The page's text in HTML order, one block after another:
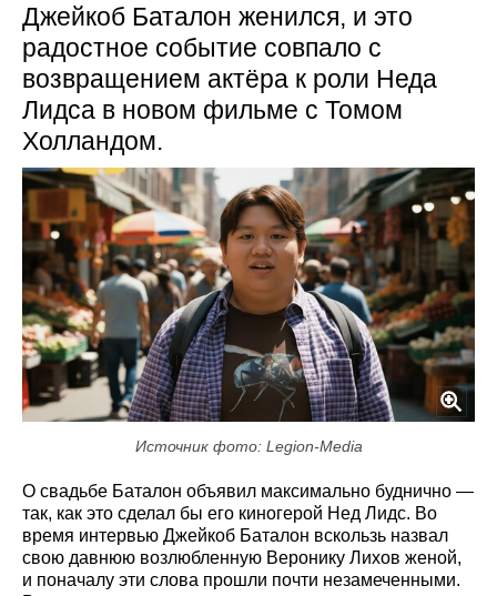
Джейкоб Баталон женился, и это
радостное событие совпало с
возвращением актёра к роли Неда
Лидса в новом фильме с Томом
Холландом.
Источник фото: Legion-Media
О свадьбе Баталон объявил максимально буднично —
так, как это сделал бы его киногерой Нед Лидс. Во
время интервью Джейкоб Баталон вскользь назвал
свою давнюю возлюбленную Веронику Лихов женой,
и поначалу эти слова прошли почти незамеченными.